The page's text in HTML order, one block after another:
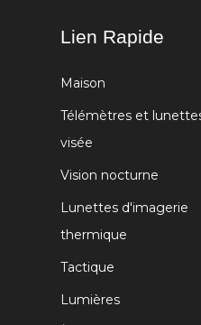
Lien Rapide
Maison
Télémètres et
visée
Vision nocturne
Lunettes d'imagerie
thermique
Tactique
Lumières